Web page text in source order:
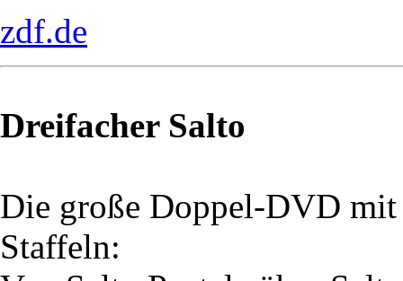
zdf.de
Dreifacher Salto
Die große Doppel-DVD mit
Staffeln: